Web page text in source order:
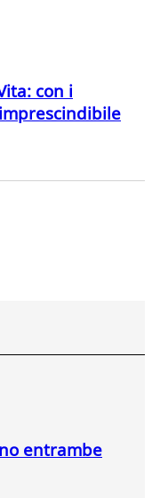
con i
entrambe